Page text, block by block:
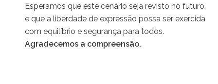
Esperamos que este cenário seja revisto no futuro,
e que a liberdade de expressão possa ser exercida
com equilíbrio e segurança para todos.
Agradecemos a compreensão.